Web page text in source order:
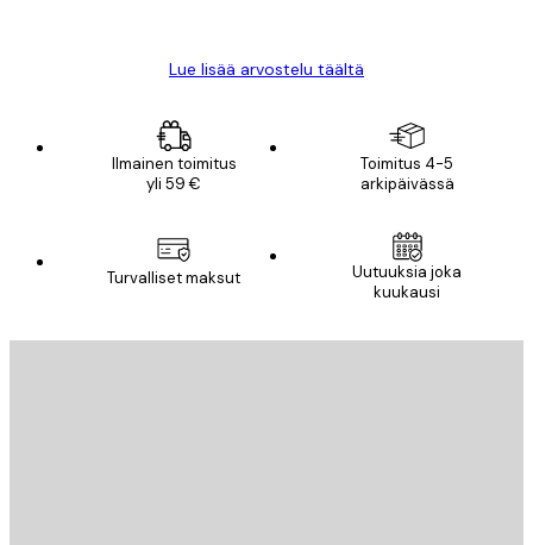
Lue lisää arvostelu täältä
Ilmainen toimitus
yli 59 €
Toimitus 4-5
arkipäivässä
Turvalliset maksut
Uutuuksia joka
kuukausi